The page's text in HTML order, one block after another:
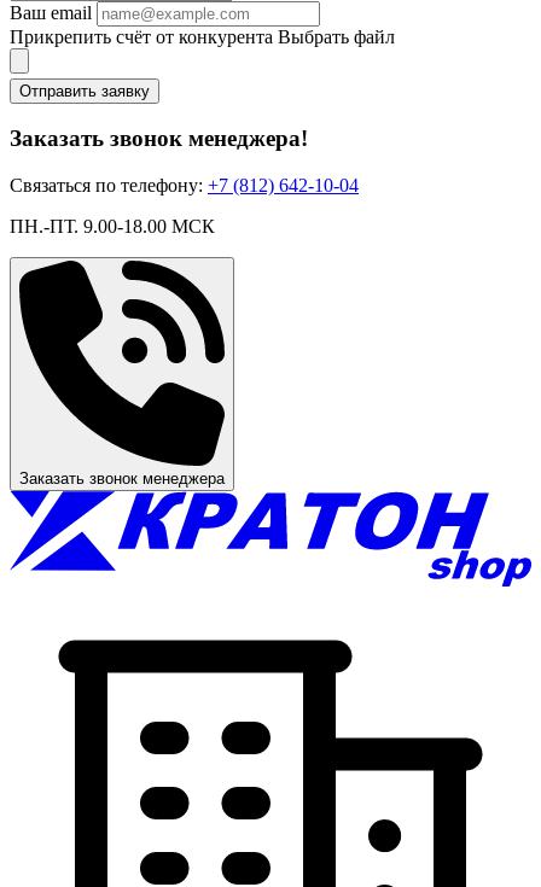
Ваш email
Прикрепить счёт от конкурента Выбрать файл
Отправить заявку
Заказать звонок менеджера!
Связаться по телефону: +7 (812) 642-10-04
ПН.-ПТ. 9.00-18.00 МСК
Заказать звонок менеджера